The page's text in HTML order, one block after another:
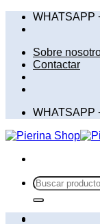
SaltarWHATSAPP
Sobre
Contactar
WHATSAPP
Buscar
por: